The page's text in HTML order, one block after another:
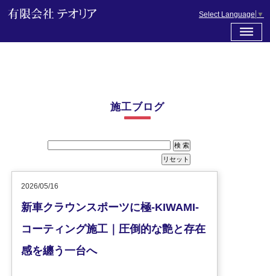
Select Language ▼
施工ブログ
2026/05/16
新車クラウンスポーツに極-KIWAMI-
コーティング施工｜圧倒的な艶と存在
感を纏う一台へ